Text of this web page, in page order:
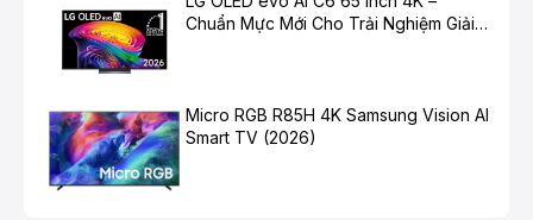
Chuẩn Mực Mới Cho Trải Nghiệm Giải
Micro RGB R85H 4K Samsung Vision AI
Smart TV (2026)